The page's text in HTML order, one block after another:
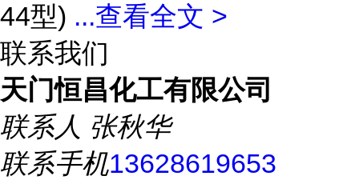
44型) ...查看全文 >
联系我们
天门恒昌化工有限公司
联系人 张秋华
联系手机13628619653